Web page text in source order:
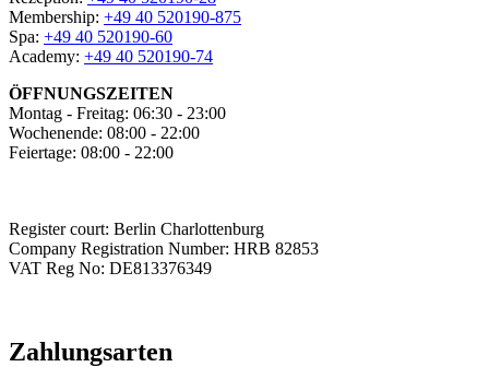
Membership: +49 40 520190-875
Spa: +49 40 520190-60
Academy: +49 40 520190-74
ÖFFNUNGSZEITEN
Montag - Freitag: 06:30 - 23:00
Wochenende: 08:00 - 22:00
Feiertage: 08:00 - 22:00
Register court: Berlin Charlottenburg
Company Registration Number: HRB 82853
VAT Reg No: DE813376349
Zahlungsarten